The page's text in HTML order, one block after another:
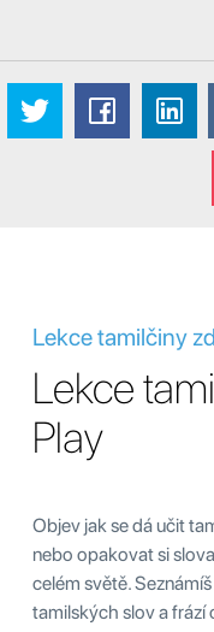
Lekce tamilčiny
Lekce
Play
Objev jak se dá učit
nebo opakovat si
celém světě.
tamilských slov a frází